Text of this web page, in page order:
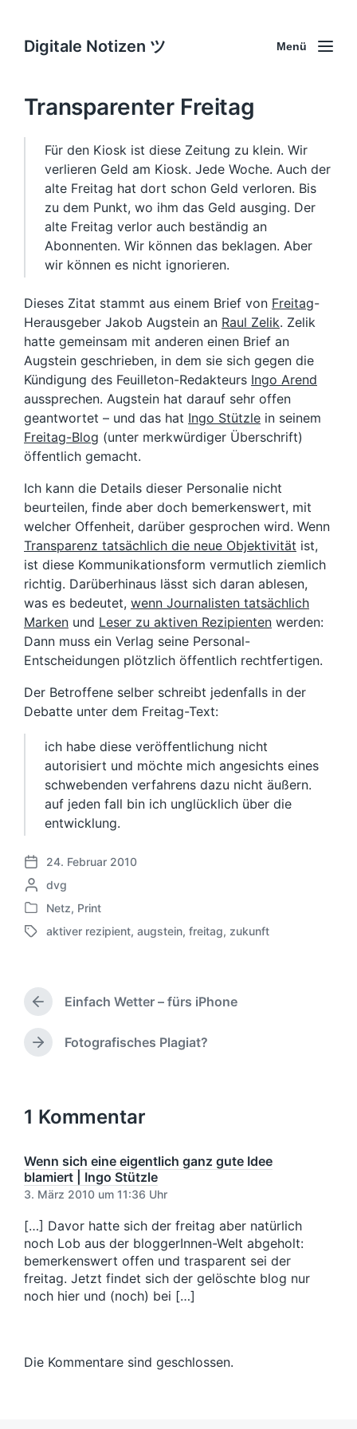
Digitale Notizen ツ Menü
Transparenter Freitag
Für den Kiosk ist diese Zeitung zu klein. Wir
verlieren Geld am Kiosk. Jede Woche. Auch der
alte Freitag hat dort schon Geld verloren. Bis
zu dem Punkt, wo ihm das Geld ausging. Der
alte Freitag verlor auch beständig an
Abonnenten. Wir können das beklagen. Aber
wir können es nicht ignorieren.
Dieses Zitat stammt aus einem Brief von Freitag-
Herausgeber Jakob Augstein an Raul Zelik. Zelik
hatte gemeinsam mit anderen einen Brief an
Augstein geschrieben, in dem sie sich gegen die
Kündigung des Feuilleton-Redakteurs Ingo Arend
aussprechen. Augstein hat darauf sehr offen
geantwortet – und das hat Ingo Stützle in seinem
Freitag-Blog (unter merkwürdiger Überschrift)
öffentlich gemacht.
Ich kann die Details dieser Personalie nicht
beurteilen, finde aber doch bemerkenswert, mit
welcher Offenheit, darüber gesprochen wird. Wenn
Transparenz tatsächlich die neue Objektivität ist,
ist diese Kommunikationsform vermutlich ziemlich
richtig. Darüberhinaus lässt sich daran ablesen,
was es bedeutet, wenn Journalisten tatsächlich
Marken und Leser zu aktiven Rezipienten werden:
Dann muss ein Verlag seine Personal-
Entscheidungen plötzlich öffentlich rechtfertigen.
Der Betroffene selber schreibt jedenfalls in der
Debatte unter dem Freitag-Text:
ich habe diese veröffentlichung nicht
autorisiert und möchte mich angesichts eines
schwebenden verfahrens dazu nicht äußern.
auf jeden fall bin ich unglücklich über die
entwicklung.
V
e
r
f
t
i
c
g
d
a
t
m
24. Februar 2010
G
e
c
e
e
n
dvg
V
e
f
e
n
t
h
n
Netz, Print
S
a
w
ö
aktiver rezipient, augstein, freitag, zukunft
V
o
r
h
g
B
e
i
r
a
g
:
Einfach Wetter – fürs iPhone
N
s
t
r
B
e
t
r
a
g
:
Fotografisches Plagiat?
1 Kommentar
Wenn sich eine eigentlich ganz gute Idee
blamiert | Ingo Stützle
3. März 2010 um 11:36 Uhr
[…] Davor hatte sich der freitag aber natürlich
noch Lob aus der bloggerInnen-Welt abgeholt:
bemerkenswert offen und trasparent sei der
freitag. Jetzt findet sich der gelöschte blog nur
noch hier und (noch) bei […]
Die Kommentare sind geschlossen.